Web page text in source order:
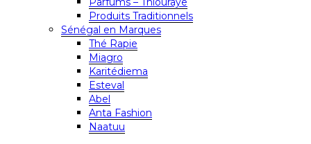
Produits Traditionnels
Sénégal en Marques
Thé Rapie
Miagro
Karitédiema
Esteval
Abel
Anta Fashion
Naatuu